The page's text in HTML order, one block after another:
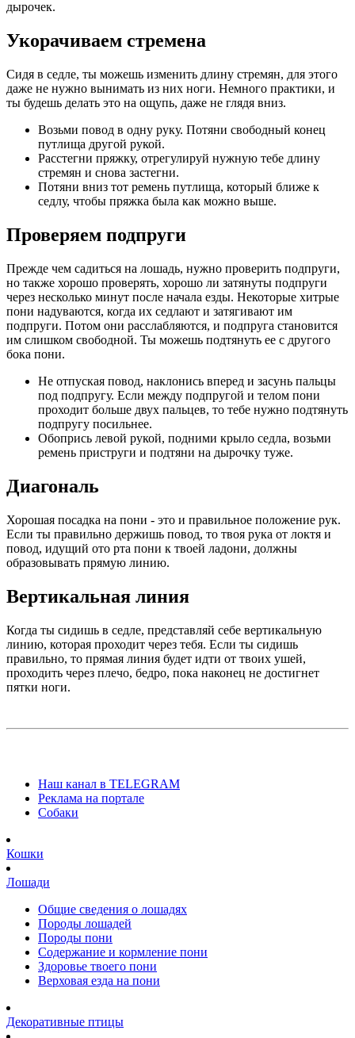
дырочек.
Укорачиваем стремена
Сидя в седле, ты можешь изменить длину стремян, для этого
даже не нужно вынимать из них ноги. Немного практики, и
ты будешь делать это на ощупь, даже не глядя вниз.
Возьми повод в одну руку. Потяни свободный конец
путлища другой рукой.
Расстегни пряжку, отрегулируй нужную тебе длину
стремян и снова застегни.
Потяни вниз тот ремень путлища, который ближе к
седлу, чтобы пряжка была как можно выше.
Проверяем подпруги
Прежде чем садиться на лошадь, нужно проверить подпруги,
но также хорошо проверять, хорошо ли затянуты подпруги
через несколько минут после начала езды. Некоторые хитрые
пони надуваются, когда их седлают и затягивают им
подпруги. Потом они расслабляются, и подпруга становится
им слишком свободной. Ты можешь подтянуть ее с другого
бока пони.
Не отпуская повод, наклонись вперед и засунь пальцы
под подпругу. Если между подпругой и телом пони
проходит больше двух пальцев, то тебе нужно подтянуть
подпругу посильнее.
Обопрись левой рукой, подними крыло седла, возьми
ремень приструги и подтяни на дырочку туже.
Диагональ
Хорошая посадка на пони - это и правильное положение рук.
Если ты правильно держишь повод, то твоя рука от локтя и
повод, идущий ото рта пони к твоей ладони, должны
образовывать прямую линию.
Вертикальная линия
Когда ты сидишь в седле, представляй себе вертикальную
линию, которая проходит через тебя. Если ты сидишь
правильно, то прямая линия будет идти от твоих ушей,
проходить через плечо, бедро, пока наконец не достигнет
пятки ноги.
Наш канал в TELEGRAM
Реклама на портале
Собаки
Кошки
Лошади
Общие сведения о лошадях
Породы лошадей
Породы пони
Содержание и кормление пони
Здоровье твоего пони
Верховая езда на пони
Декоративные птицы